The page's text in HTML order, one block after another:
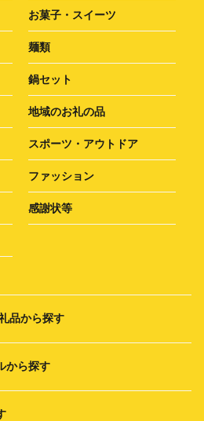
お菓子・スイーツ
麺類
鍋セット
地域のお礼の品
スポーツ・アウトドア
ファッション
感謝状等
品から探す
から探す